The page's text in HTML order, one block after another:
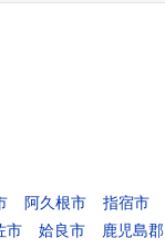
阿久根市 指宿市
市 姶良市 鹿児島郡